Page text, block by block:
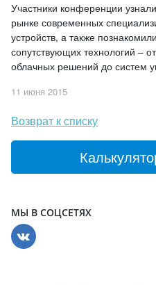
Участники конференции
рынке современных
устройств, а также
сопутствующих технологий –
облачных решений до систем
11 июня 2015
Возврат к списку
МЫ В СОЦСЕТЯХ